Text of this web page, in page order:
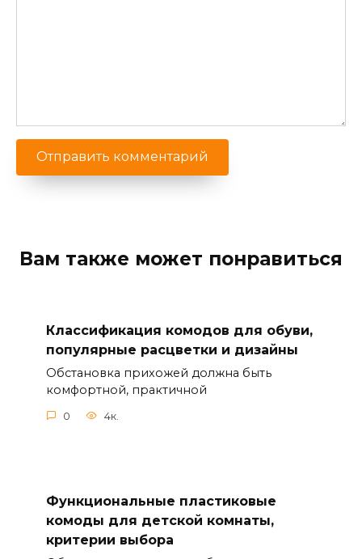
Вам также может понравиться
Классификация комодов для обуви,
популярные расцветки и дизайны
Обстановка прихожей должна быть
комфортной, практичной
0 4к.
Функциональные пластиковые
комоды для детской комнаты,
критерии выбора